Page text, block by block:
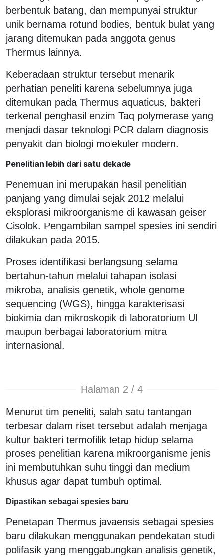
berbentuk batang, dan mempunyai struktur
unik bernama rotund bodies, bentuk bulat yang
jarang ditemukan pada anggota genus
Thermus lainnya.
Keberadaan struktur tersebut menarik
perhatian peneliti karena sebelumnya juga
ditemukan pada Thermus aquaticus, bakteri
terkenal penghasil enzim Taq polymerase yang
menjadi dasar teknologi PCR dalam diagnosis
penyakit dan biologi molekuler modern.
Penelitian lebih dari satu dekade
Penemuan ini merupakan hasil penelitian
panjang yang dimulai sejak 2012 melalui
eksplorasi mikroorganisme di kawasan geiser
Cisolok. Pengambilan sampel spesies ini sendiri
dilakukan pada 2015.
Proses identifikasi berlangsung selama
bertahun-tahun melalui tahapan isolasi
mikroba, analisis genetik, whole genome
sequencing (WGS), hingga karakterisasi
biokimia dan mikroskopik di laboratorium UI
maupun berbagai laboratorium mitra
internasional.
Halaman 2 / 4
Menurut tim peneliti, salah satu tantangan
terbesar dalam riset tersebut adalah menjaga
kultur bakteri termofilik tetap hidup selama
proses penelitian karena mikroorganisme jenis
ini membutuhkan suhu tinggi dan medium
khusus agar dapat tumbuh optimal.
Dipastikan sebagai spesies baru
Penetapan Thermus javaensis sebagai spesies
baru dilakukan menggunakan pendekatan studi
polifasik yang menggabungkan analisis genetik,